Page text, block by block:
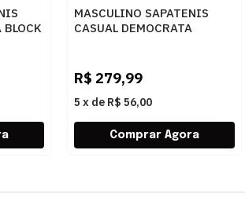
BLOCK
MASCULINO SAPATENIS
CASUAL DEMOCRATA
R$ 279,99
5 x de R$ 56,00